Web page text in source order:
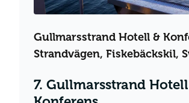
Gullmarsstrand Hotell &
Strandvägen, Fiskebäckskil,
7. Gullmarsstrand